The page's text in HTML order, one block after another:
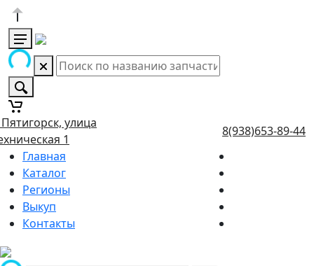
Пятигорск, улица
1
8(938)653-89-44
Главная
Каталог
Регионы
Выкуп
Контакты